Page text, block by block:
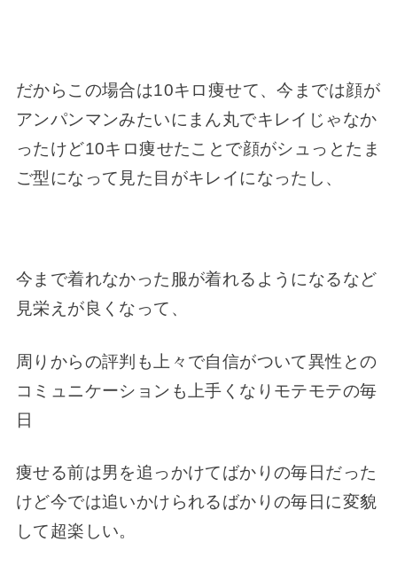
だからこの場合は10キロ痩せて、今までは顔が
アンパンマンみたいにまん丸でキレイじゃなか
ったけど10キロ痩せたことで顔がシュっとたま
ご型になって見た目がキレイになったし、
今まで着れなかった服が着れるようになるなど
見栄えが良くなって、
周りからの評判も上々で自信がついて異性との
コミュニケーションも上手くなりモテモテの毎
日
痩せる前は男を追っかけてばかりの毎日だった
けど今では追いかけられるばかりの毎日に変貌
して超楽しい。